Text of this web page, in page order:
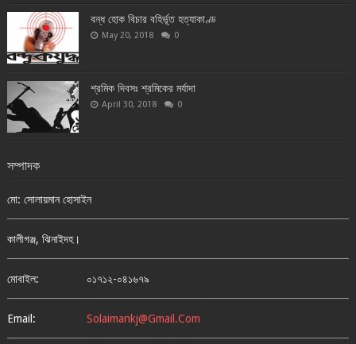
বন্ধ হোক বিচার বহির্ভূত হত্যাকাণ্ড
May 20, 2018 0
শ্রমিক দিবসঃ শ্রমিকের মর্যাদা
April 30, 2018 0
সম্পাদক
মো: সোলায়মান হোসাইন
কালীগঞ্জ, ঝিনাইদহ।
মোবাইল: ০১৭১২-০৪১৬৭৯
Email: Solaimankj@gmail.com